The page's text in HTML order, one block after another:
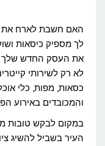
האם חשבת לארח את
לך מספיק כיסאות
את העסק החדש שלך
לא רק לשירותי
כסאות, מפות, כלי
והמכובדים באירוע
במקום לבקש טובות
העיר בשביל להשיג